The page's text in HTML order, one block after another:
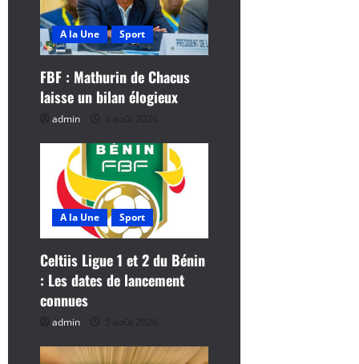
d
’
a
r
t
l
e
A la Une Sport
FBF : Mathurin de Chacus
laisse un bilan élogieux
admin 6 août 2026
A la Une Sport
Celtiis Ligue 1 et 2 du Bénin
: Les dates de lancement
connues
admin 5 août 2026